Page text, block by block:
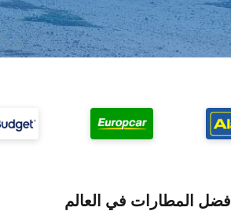
أفضل المطارات في العالم